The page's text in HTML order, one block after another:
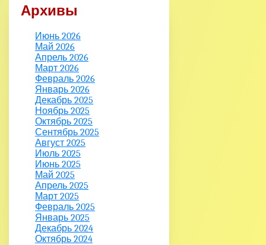
Архивы
Июнь 2026
Май 2026
Апрель 2026
Март 2026
Февраль 2026
Январь 2026
Декабрь 2025
Ноябрь 2025
Октябрь 2025
Сентябрь 2025
Август 2025
Июль 2025
Июнь 2025
Май 2025
Апрель 2025
Март 2025
Февраль 2025
Январь 2025
Декабрь 2024
Октябрь 2024